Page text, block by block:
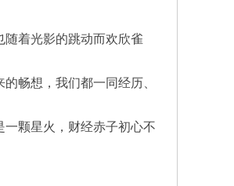
着光影的跳动而欢欣雀
畅想，我们都一同经历、
颗星火，财经赤子初心不